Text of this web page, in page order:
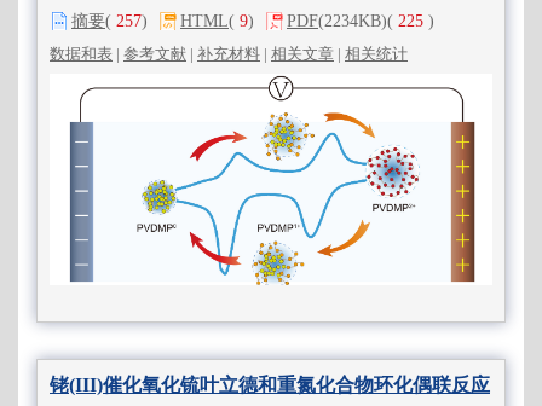
摘要( 257) HTML( 9) PDF(2234KB)( 225 )
数据和表 | 参考文献 | 补充材料 | 相关文章 | 相关统计
铑(III)催化氧化锍叶立德和重氮化合物环化偶联反应